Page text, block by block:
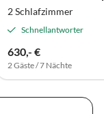
2 Schlafzimmer
Schnellantworter
630,- €
2 Gäste / 7 Nächte